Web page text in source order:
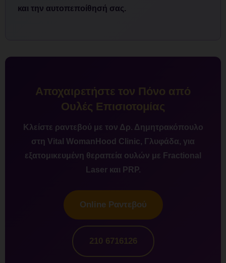
και την αυτοπεποίθησή σας.
Αποχαιρετήστε τον Πόνο από
Ουλές Επισιοτομίας
Κλείστε ραντεβού με τον Δρ. Δημητρακόπουλο
στη Vital WomanHood Clinic, Γλυφάδα, για
εξατομικευμένη θεραπεία ουλών με Fractional
Laser και PRP.
Online Ραντεβού
210 6716126